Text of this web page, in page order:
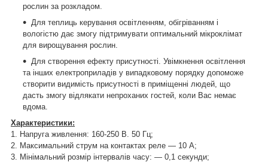
рослин за розкладом.
Для теплиць керування освітленням, обігріванням і
вологістю дає змогу підтримувати оптимальний мікроклімат
для вирощування рослин.
Для створення ефекту присутності. Увімкнення освітлення
та інших електроприладів у випадковому порядку допоможе
створити видимість присутності в приміщенні людей, що
дасть змогу відлякати непроханих гостей, коли Вас немає
вдома.
Характеристики:
1. Напруга живлення: 160-250 В. 50 Гц;
2. Максимальний струм на контактах реле — 10 А;
3. Мінімальний розмір інтервалів часу: ― 0,1 секунди;